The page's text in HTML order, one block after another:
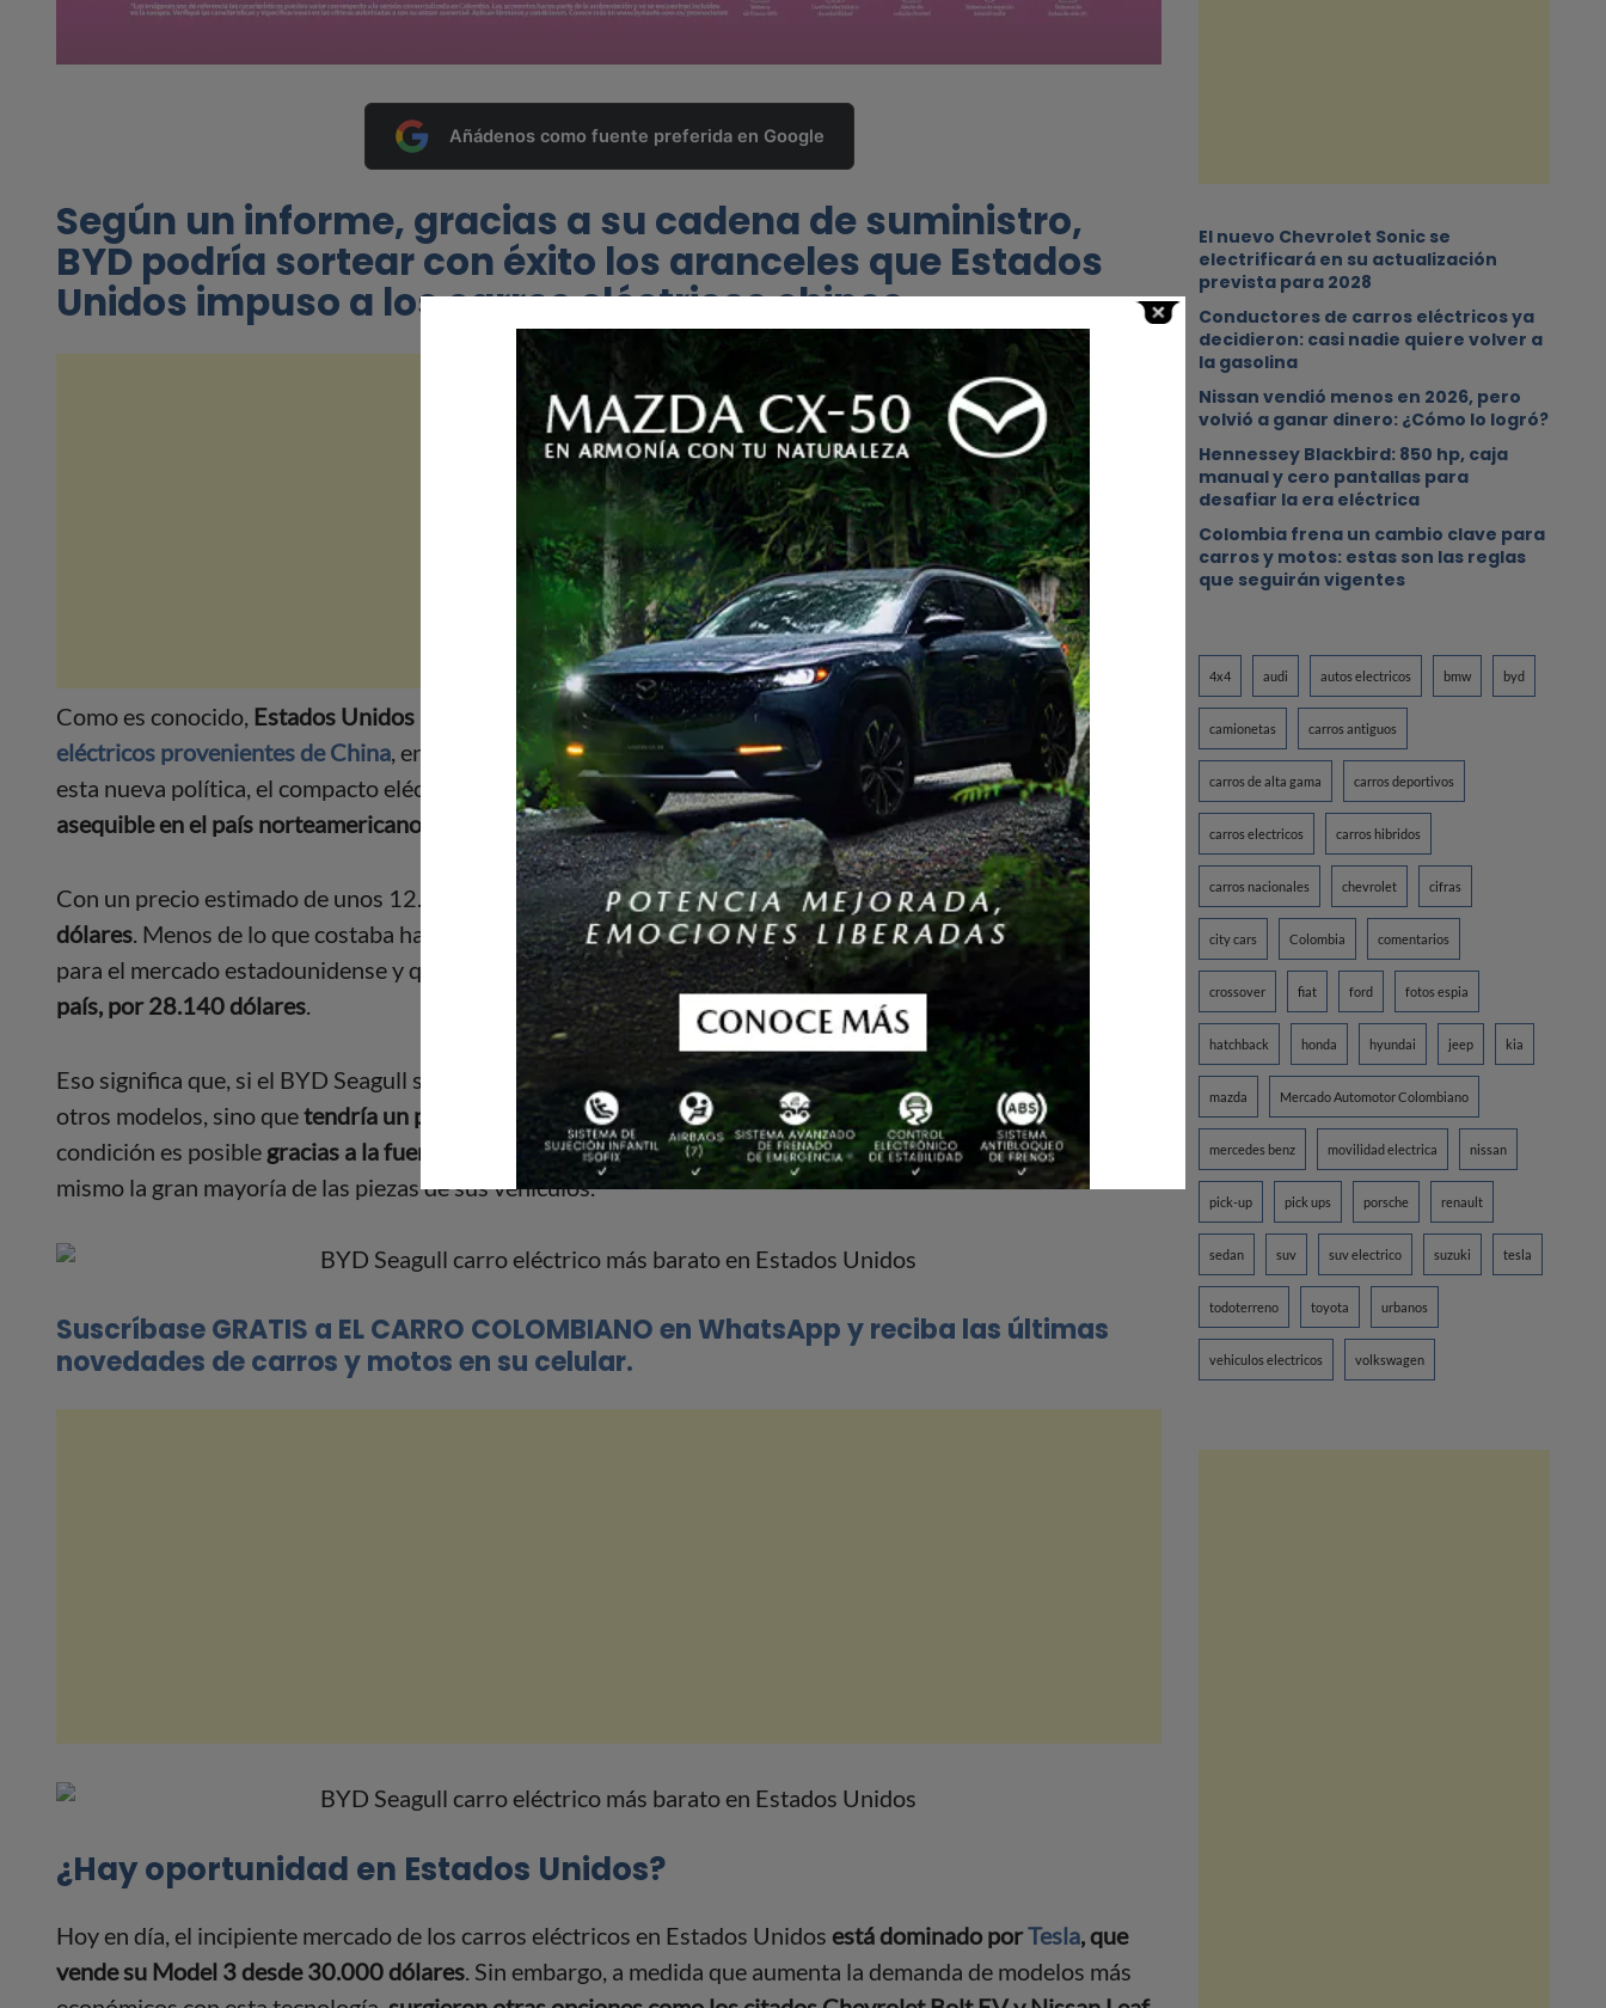
Añádenos como fuente preferida en Google
Según un informe, gracias a su cadena de suministro,
BYD podría sortear con éxito los aranceles que Estados
Unidos impuso a los carros eléctricos chinos.
Como es conocido, Estados Unidos impondrá desde este 27 de septiembre
un arancel del 100% a los carros
eléctricos provenientes de China, en un esfuerzo por proteger su industria local. Sin embargo, incluso bajo
esta nueva política, el compacto eléctrico urbanoBYD Seagullse mantendría comoel auto eléctrico más
asequible en el país norteamericano
Con un precio estimado de unos 12.000 dólares sin el arancel,con el incremento podría rondar los 24.000
dólares. Menos de lo que costaba hasta hace poco unChevrolet Bolt EVnuevo, tasado en 26.500 dólares
para el mercado estadounidense y que, tras su salida, dejó alNissan Leaf como el eléctrico más barato en ese
país, por 28.140 dólares.
Eso significa que, si el BYD Seagull se vendiera en Estados Unidos, no solo sería más asequible que estos
otros modelos, sino quetendría un precio aún competitivo
dadas las características del vehículo. Tal
condición es posible gracias a lafuerte cadena de suministro que tiene el fabricante chino, que produce por sí
mismo la gran mayoría de las piezas de sus vehículos.
Suscríbase GRATIS a EL CARRO COLOMBIANO en WhatsApp y reciba las últimas
novedades de carros y motos en su celular.
¿Hay oportunidad en Estados Unidos?
Hoy en día, el incipiente mercado de los carros eléctricos en Estados Unidos está dominado porTesla, que
vende su Model 3 desde 30.000 dólares. Sin embargo, a medida que aumenta la demanda de modelos más
El nuevo Chevrolet Sonic se
electrificará en su actualización
prevista para 2028
Conductores de carros eléctricos ya
decidieron: casi nadie quiere volver a
la gasolina
Nissan vendió menos en 2026, pero
volvió a ganar dinero: ¿Cómo lo logró?
Hennessey Blackbird: 850 hp, caja
manual y cero pantallas para
desafiar la era eléctrica
Colombia frena un cambio clave para
carros y motos: estas son las reglas
que seguirán vigentes
4x4 audi autos electricos bmw byd
camionetas carros antiguos
carros de alta gama carros deportivos
carros electricos carros hibridos
carros nacionales chevrolet cifras
city cars Colombia comentarios
crossover fiat ford fotos espia
hatchback honda hyundai jeep kia
mazda Mercado Automotor Colombiano
mercedes benz movilidad electrica nissan
pick-up pick ups porsche renault
sedan suv suv electrico suzuki tesla
todoterreno toyota urbanos
vehiculos electricos volkswagen